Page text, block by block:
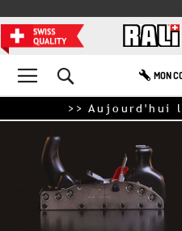
MON
>> Aujourd'hui